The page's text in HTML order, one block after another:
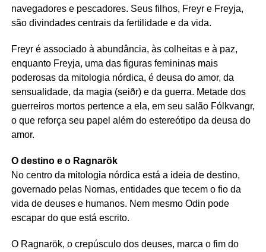
navegadores e pescadores. Seus filhos, Freyr e Freyja,
são divindades centrais da fertilidade e da vida.
Freyr é associado à abundância, às colheitas e à paz,
enquanto Freyja, uma das figuras femininas mais
poderosas da mitologia nórdica, é deusa do amor, da
sensualidade, da magia (seiðr) e da guerra. Metade dos
guerreiros mortos pertence a ela, em seu salão Fólkvangr,
o que reforça seu papel além do estereótipo da deusa do
amor.
O destino e o Ragnarök
No centro da mitologia nórdica está a ideia de destino,
governado pelas Nornas, entidades que tecem o fio da
vida de deuses e humanos. Nem mesmo Odin pode
escapar do que está escrito.
O Ragnarök, o crepúsculo dos deuses, marca o fim do